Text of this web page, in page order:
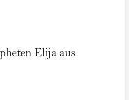
Elija aus